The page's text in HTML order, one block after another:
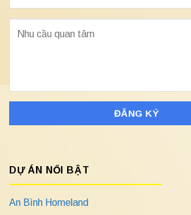
DỰ ÁN NỔI BẬT
An Bình Homeland